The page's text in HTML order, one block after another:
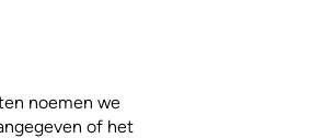
noemen we
of het